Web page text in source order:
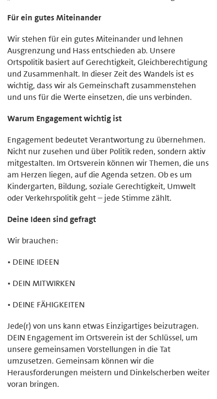
Für ein gutes Miteinander
Wir stehen für ein gutes Miteinander und lehnen
Ausgrenzung und Hass entschieden ab. Unsere
Ortspolitik basiert auf Gerechtigkeit, Gleichberechtigung
und Zusammenhalt. In dieser Zeit des Wandels ist es
wichtig, dass wir als Gemeinschaft zusammenstehen
und uns für die Werte einsetzen, die uns verbinden.
Warum Engagement wichtig ist
Engagement bedeutet Verantwortung zu übernehmen.
Nicht nur zusehen und über Politik reden, sondern aktiv
mitgestalten. Im Ortsverein können wir Themen, die uns
am Herzen liegen, auf die Agenda setzen. Ob es um
Kindergarten, Bildung, soziale Gerechtigkeit, Umwelt
oder Verkehrspolitik geht – jede Stimme zählt.
Deine Ideen sind gefragt
Wir brauchen:
• DEINE IDEEN
• DEIN MITWIRKEN
• DEINE FÄHIGKEITEN
Jede(r) von uns kann etwas Einzigartiges beizutragen.
DEIN Engagement im Ortsverein ist der Schlüssel, um
unsere gemeinsamen Vorstellungen in die Tat
umzusetzen. Gemeinsam können wir die
Herausforderungen meistern und Dinkelscherben weiter
voran bringen.